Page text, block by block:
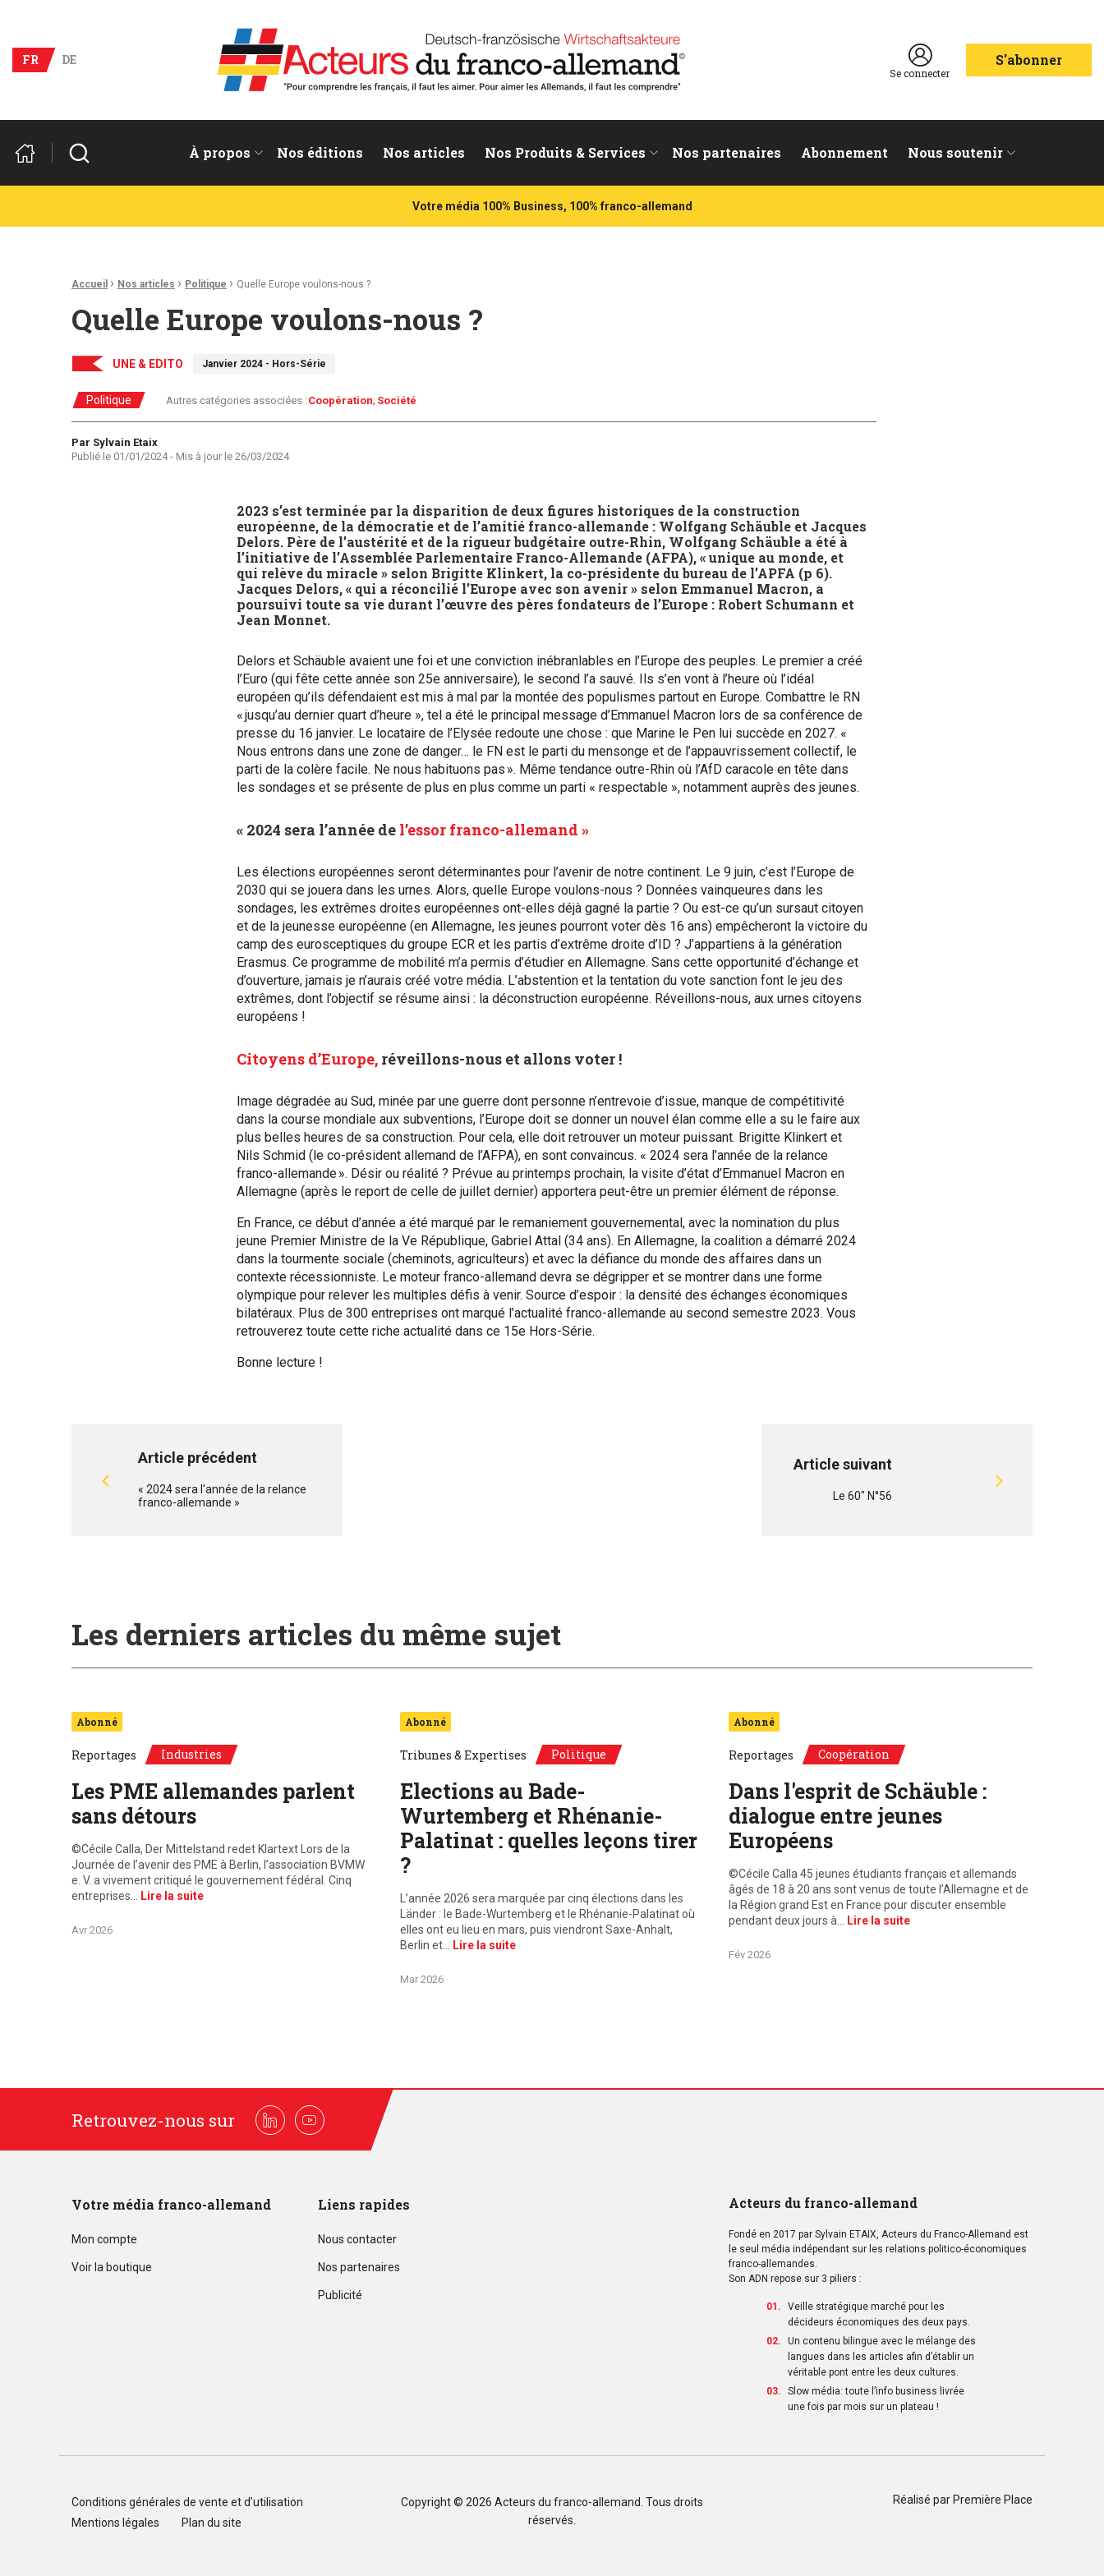
Acteurs du franco-allemand
FR
DE
Se connecter
S'abonner
À propos Nos éditions Nos articles Nos Produits & Services Nos partenaires Abonnement Nous soutenir
Rechercher
Votre média 100% Business, 100% franco-allemand
Fil d'Ariane :
Accueil › Nos articles › Politique › Quelle Europe voulons-nous ?
Quelle Europe voulons-nous ?
UNE & EDITO Janvier 2024 - Hors-Série
Politique Autres catégories associées : Coopération Société
Auteur
Par Sylvain Etaix
Publié le 01/01/2024- Mis à jour le 26/03/2024
2023 s’est terminée par la disparition de deux figures historiques de la construction
européenne, de la démocratie et de l’amitié franco-allemande : Wolfgang Schäuble et Jacques
Delors. Père de l’austérité et de la rigueur budgétaire outre-Rhin, Wolfgang Schäuble a été à
l’initiative de l’Assemblée Parlementaire Franco-Allemande (AFPA), « unique au monde, et
qui relève du miracle » selon Brigitte Klinkert, la co-présidente du bureau de l’APFA (p 6).
Jacques Delors, « qui a réconcilié l’Europe avec son avenir » selon Emmanuel Macron, a
poursuivi toute sa vie durant l’œuvre des pères fondateurs de l’Europe : Robert Schumann et
Jean Monnet.
Delors et Schäuble avaient une foi et une conviction inébranlables en l’Europe des peuples. Le premier a créé
l’Euro (qui fête cette année son 25e anniversaire), le second l’a sauvé. Ils s’en vont à l’heure où l’idéal
européen qu’ils défendaient est mis à mal par la montée des populismes partout en Europe. Combattre le RN
« jusqu’au dernier quart d’heure », tel a été le principal message d’Emmanuel Macron lors de sa conférence de
presse du 16 janvier. Le locataire de l’Elysée redoute une chose : que Marine le Pen lui succède en 2027. «
Nous entrons dans une zone de danger… le FN est le parti du mensonge et de l’appauvrissement collectif, le
parti de la colère facile. Ne nous habituons pas ». Même tendance outre-Rhin où l’AfD caracole en tête dans
les sondages et se présente de plus en plus comme un parti « respectable », notamment auprès des jeunes.
« 2024 sera l’année de l’essor franco-allemand »
Les élections européennes seront déterminantes pour l’avenir de notre continent. Le 9 juin, c’est l’Europe de
2030 qui se jouera dans les urnes. Alors, quelle Europe voulons-nous ? Données vainqueures dans les
sondages, les extrêmes droites européennes ont-elles déjà gagné la partie ? Ou est-ce qu’un sursaut citoyen
et de la jeunesse européenne (en Allemagne, les jeunes pourront voter dès 16 ans) empêcheront la victoire du
camp des eurosceptiques du groupe ECR et les partis d’extrême droite d’ID ? J’appartiens à la génération
Erasmus. Ce programme de mobilité m’a permis d’étudier en Allemagne. Sans cette opportunité d’échange et
d’ouverture, jamais je n’aurais créé votre média. L’abstention et la tentation du vote sanction font le jeu des
extrêmes, dont l’objectif se résume ainsi : la déconstruction européenne. Réveillons-nous, aux urnes citoyens
européens !
Citoyens d’Europe, réveillons-nous et allons voter !
Image dégradée au Sud, minée par une guerre dont personne n’entrevoie d’issue, manque de compétitivité
dans la course mondiale aux subventions, l’Europe doit se donner un nouvel élan comme elle a su le faire aux
plus belles heures de sa construction. Pour cela, elle doit retrouver un moteur puissant. Brigitte Klinkert et
Nils Schmid (le co-président allemand de l’AFPA), en sont convaincus. « 2024 sera l’année de la relance
franco-allemande ». Désir ou réalité ? Prévue au printemps prochain, la visite d’état d’Emmanuel Macron en
Allemagne (après le report de celle de juillet dernier) apportera peut-être un premier élément de réponse.
En France, ce début d’année a été marqué par le remaniement gouvernemental, avec la nomination du plus
jeune Premier Ministre de la Ve République, Gabriel Attal (34 ans). En Allemagne, la coalition a démarré 2024
dans la tourmente sociale (cheminots, agriculteurs) et avec la défiance du monde des affaires dans un
contexte récessionniste. Le moteur franco-allemand devra se dégripper et se montrer dans une forme
olympique pour relever les multiples défis à venir. Source d’espoir : la densité des échanges économiques
bilatéraux. Plus de 300 entreprises ont marqué l’actualité franco-allemande au second semestre 2023. Vous
retrouverez toute cette riche actualité dans ce 15e Hors-Série.
Bonne lecture !
Article précédent
« 2024 sera l'année de la relance
franco-allemande »
Article suivant
Le 60" N°56
Les derniers articles du même sujet
Abonné
Reportages Industries
Les PME allemandes parlent
sans détours
©Cécile Calla, Der Mittelstand redet Klartext Lors de la
Journée de l’avenir des PME à Berlin, l’association BVMW
e. V. a vivement critiqué le gouvernement fédéral. Cinq
entreprises…
Lire la suite
Avr 2026
Abonné
Tribunes & Expertises Politique
Elections au Bade-
Wurtemberg et Rhénanie-
Palatinat : quelles leçons tirer
?
L’année 2026 sera marquée par cinq élections dans les
Länder : le Bade-Wurtemberg et le Rhénanie-Palatinat où
elles ont eu lieu en mars, puis viendront Saxe-Anhalt,
Berlin et…
Lire la suite
Mar 2026
Abonné
Reportages Coopération
Dans l'esprit de Schäuble :
dialogue entre jeunes
Européens
©Cécile Calla 45 jeunes étudiants français et allemands
âgés de 18 à 20 ans sont venus de toute l’Allemagne et de
la Région grand Est en France pour discuter ensemble
pendant deux jours à…
Lire la suite
Fév 2026
Retrouvez-nous sur LinkedinYoutube
Votre média franco-allemand
Mon compte
Voir la boutique
Liens rapides
Nous contacter
Nos partenaires
Publicité
Acteurs du franco-allemand
Fondé en 2017 par Sylvain ETAIX, Acteurs du Franco-Allemand est
le seul média indépendant sur les relations politico-économiques
franco-allemandes.
Son ADN repose sur 3 piliers :
Veille stratégique marché pour les
décideurs économiques des deux pays.
Un contenu bilingue avec le mélange des
langues dans les articles afin d’établir un
véritable pont entre les deux cultures.
Slow média: toute l’info business livrée
une fois par mois sur un plateau !
Conditions générales de vente et d’utilisation
Mentions légales
Plan du site
Copyright © 2026 Acteurs du franco-allemand . Tous droits
réservés.
Réalisé par Première Place